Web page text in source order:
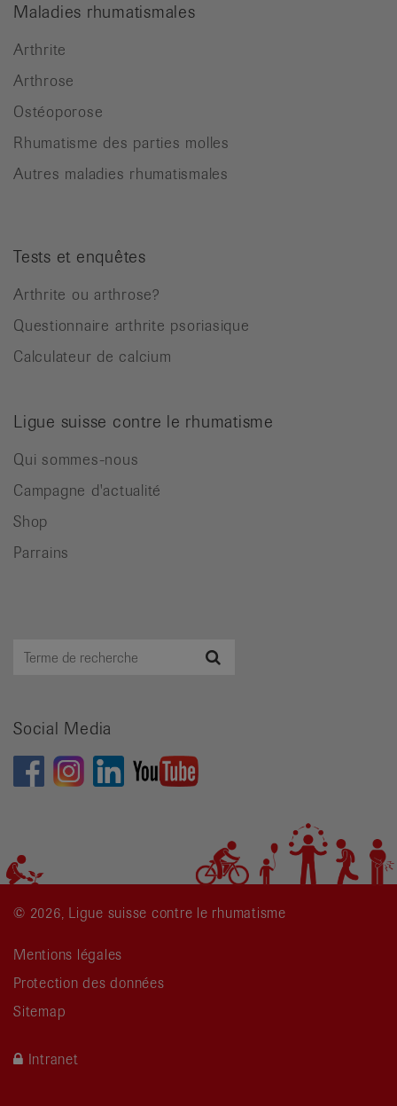
Maladies rhumatismales
Arthrite
Arthrose
Ostéoporose
Rhumatisme des parties molles
Autres maladies rhumatismales
Tests et enquêtes
Arthrite ou arthrose?
Questionnaire arthrite psoriasique
Calculateur de calcium
Ligue suisse contre le rhumatisme
Qui sommes-nous
Campagne d'actualité
Shop
Parrains
Terme
Social Media
© 2026, Ligue suisse contre le rhumatisme
Mentions légales
Protection des données
Sitemap
Intranet